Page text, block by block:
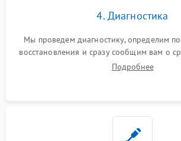
4. Диагностика
Мы проведем диагностику, определим
восстановления и сразу сообщим вам о
Подробнее